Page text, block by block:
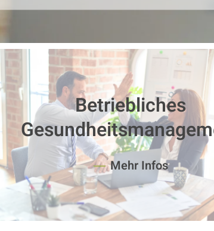
Betriebliches
Mehr Infos